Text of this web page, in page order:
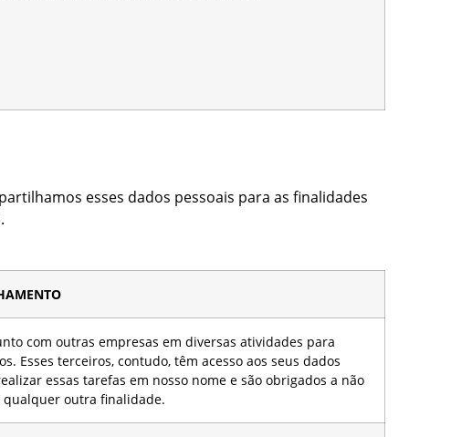
esses dados pessoais para as finalidades
com outras empresas em diversas atividades para
Esses terceiros, contudo, têm acesso aos seus dados
essas tarefas em nosso nome e são obrigados a não
outra finalidade.